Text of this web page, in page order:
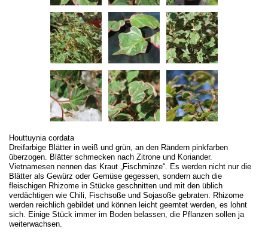
Houttuynia cordata
Dreifarbige Blätter in weiß und grün, an den Rändern pinkfarben
überzogen. Blätter schmecken nach Zitrone und Koriander.
Vietnamesen nennen das Kraut „Fischminze“. Es werden nicht nur die
Blätter als Gewürz oder Gemüse gegessen, sondern auch die
fleischigen Rhizome in Stücke geschnitten und mit den üblich
verdächtigen wie Chili, Fischsoße und Sojasoße gebraten. Rhizome
werden reichlich gebildet und können leicht geerntet werden, es lohnt
sich. Einige Stück immer im Boden belassen, die Pflanzen sollen ja
weiterwachsen.